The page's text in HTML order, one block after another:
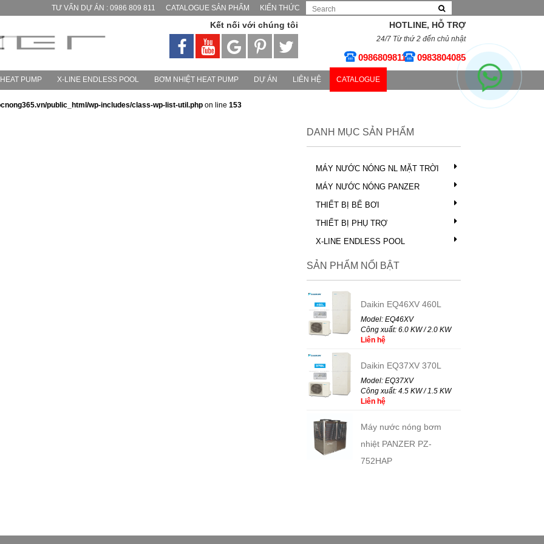
TƯ VẤN DỰ ÁN : 0986 809 811 CATALOGUE SẢN PHẨM KIẾN THỨC
Kết nối với chúng tôi HOTLINE, HỖ TRỢ
24/7 Từ thứ 2 đến chủ nhật
0986809811 0983804085
PUMP X-LINE ENDLESS POOL BƠM NHIỆT HEAT PUMP DỰ ÁN LIÊN HỆ CATALOGUE
public_html/wp-includes/class-wp-list-util.php on line 153
DANH MỤC SẢN PHẨM
MÁY NƯỚC NÓNG NL MẶT TRỜI
MÁY NƯỚC NÓNG PANZER
THIẾT BỊ BỂ BƠI
THIẾT BỊ PHỤ TRỢ
X-LINE ENDLESS POOL
SẢN PHẨM NỔI BẬT
Công xuất: 6.0 x 2.2 x 1.55 m
Liên hệ
Model: EQ46XV
Công xuất: 6.0 KW / 2.0 KW
Liên hệ
Model: EQ37XV
Công xuất: 4.5 KW / 1.5 KW
Liên hệ
VPBANK